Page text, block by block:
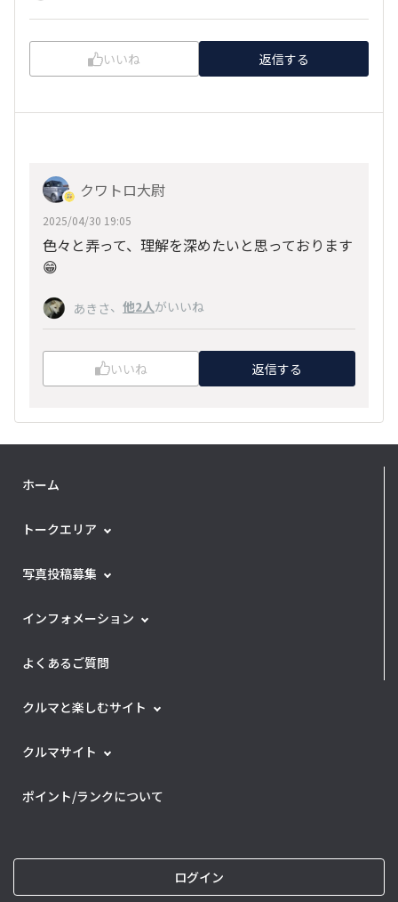
いいね 返信する
クワトロ大尉
2025/04/30 19:05
色々と弄って、理解を深めたいと思っております
😁
あきさ、 他2人がいいね
いいね 返信する
ホーム
トークエリア
写真投稿募集
インフォメーション
よくあるご質問
クルマと楽しむサイト
クルマサイト
ポイント/ランクについて
ログイン